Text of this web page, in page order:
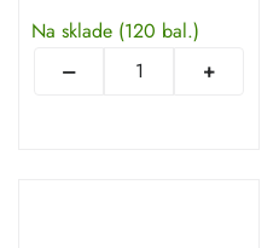
Na sklade (120 bal.)